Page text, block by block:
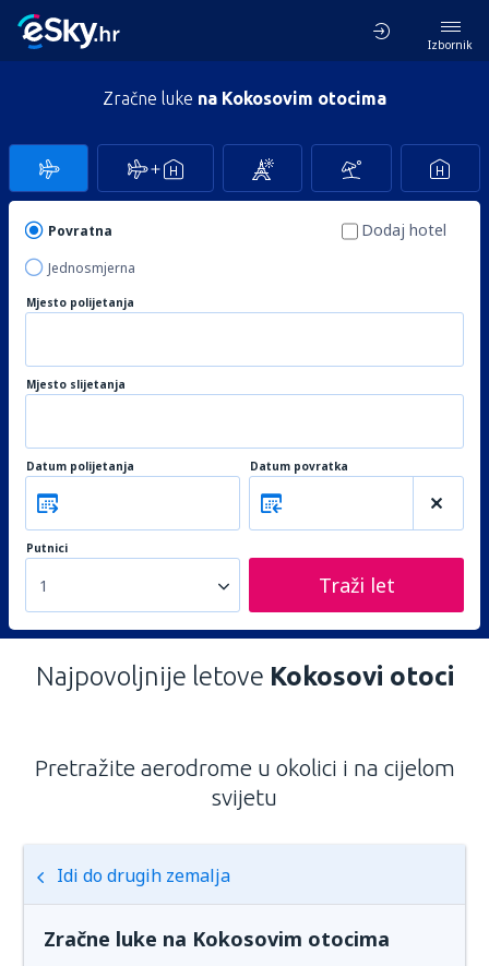
Izbornik
Zračne luke na Kokosovim otocima
Povratna
Jednosmjerna
Dodaj hotel
Mjesto polijetanja
Mjesto slijetanja
Datum polijetanja Datum povratka
Putnici
1 Traži let
Najpovoljnije letove Kokosovi otoci
Pretražite aerodrome u okolici i na cijelom
svijetu
Idi do drugih zemalja
Zračne luke na Kokosovim otocima